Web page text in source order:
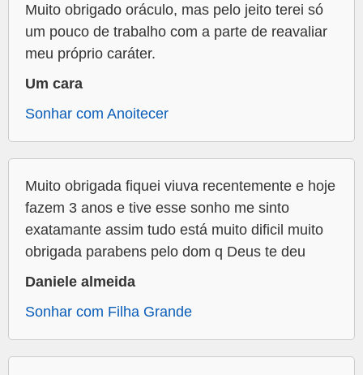
Muito obrigado oráculo, mas pelo jeito terei só
um pouco de trabalho com a parte de reavaliar
meu próprio caráter.
Um cara
Sonhar com Anoitecer
Muito obrigada fiquei viuva recentemente e hoje
fazem 3 anos e tive esse sonho me sinto
exatamante assim tudo está muito dificil muito
obrigada parabens pelo dom q Deus te deu
Daniele almeida
Sonhar com Filha Grande